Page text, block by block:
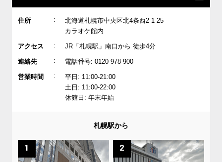
住所 :
北海道札幌市中央区北4条西2-1-25
カラオケ館内
アクセス : JR「札幌駅」南口から 徒歩4分
連絡先 : 電話番号: 0120-978-900
営業時間 :
平日: 11:00-21:00
土日: 11:00-22:00
休館日: 年末年始
札幌駅から
1 2